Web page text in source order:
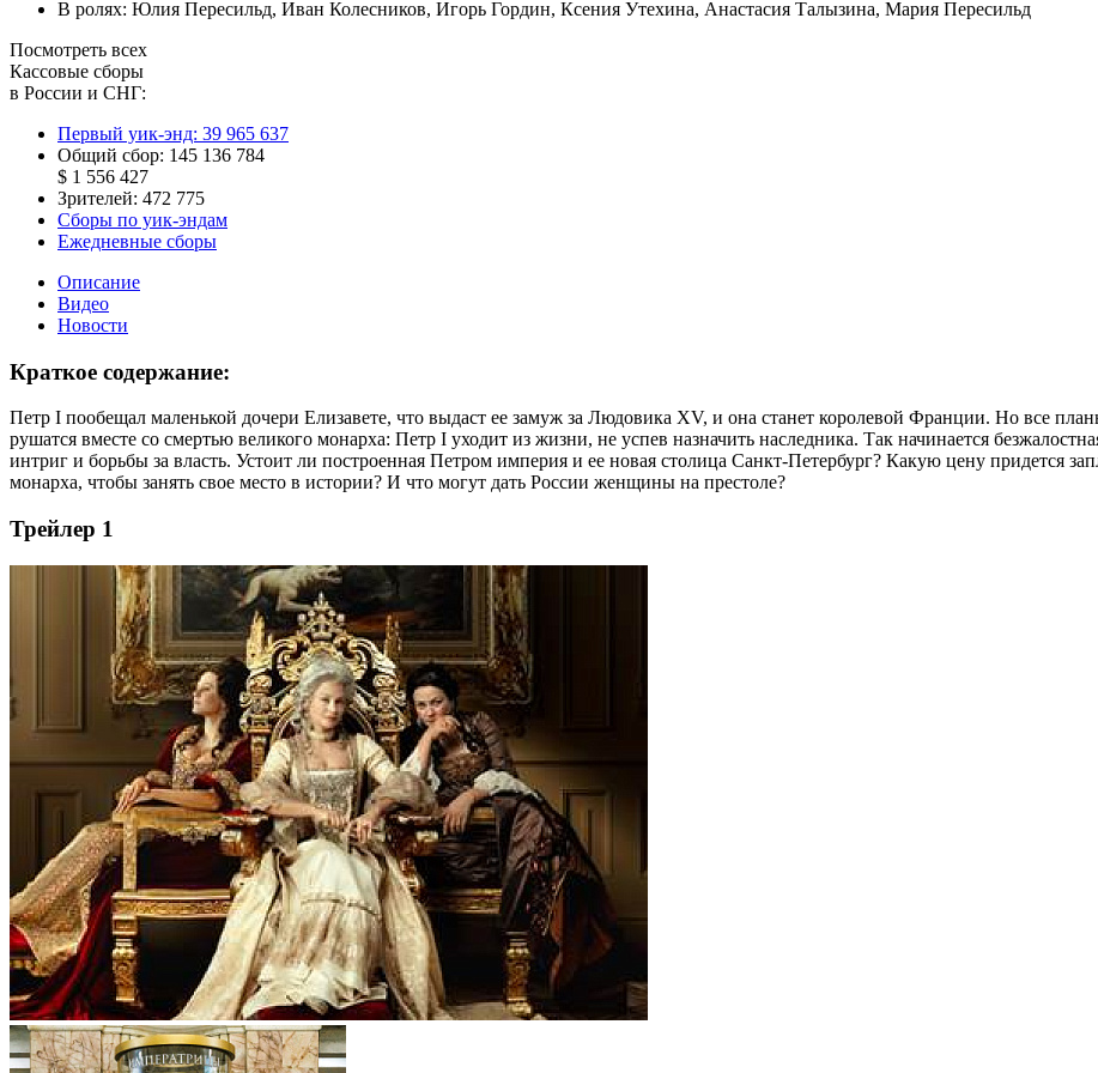
В ролях: Юлия Пересильд, Иван Колесников, Игорь Гордин, Ксения Утехина, Анастасия Талызина, Мария Пересильд
Посмотреть всех
Кассовые сборы
в России и СНГ:
Первый уик-энд: 39 965 637
Общий сбор: 145 136 784
$ 1 556 427
Зрителей: 472 775
Сборы по уик-эндам
Ежедневные сборы
Описание
Видео
Новости
Краткое содержание:
Петр I пообещал маленькой дочери Елизавете, что выдаст ее замуж за Людовика XV, и она станет королевой Франции. Но все
рушатся вместе со смертью великого монарха: Петр I уходит из жизни, не успев назначить наследника. Так начинается
интриг и борьбы за власть. Устоит ли построенная Петром империя и ее новая столица Санкт-Петербург? Какую цену придется
монарха, чтобы занять свое место в истории? И что могут дать России женщины на престоле?
Трейлер 1